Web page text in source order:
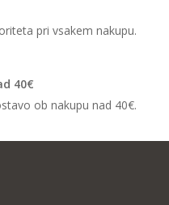
pri vsakem nakupu.
40€
ob nakupu nad 40€.